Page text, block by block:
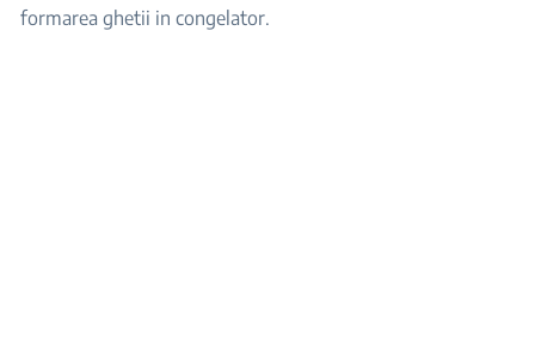
formarea ghetii in congelator.